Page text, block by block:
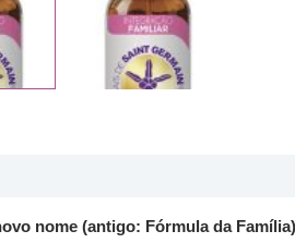
nome (antigo: Fórmula da